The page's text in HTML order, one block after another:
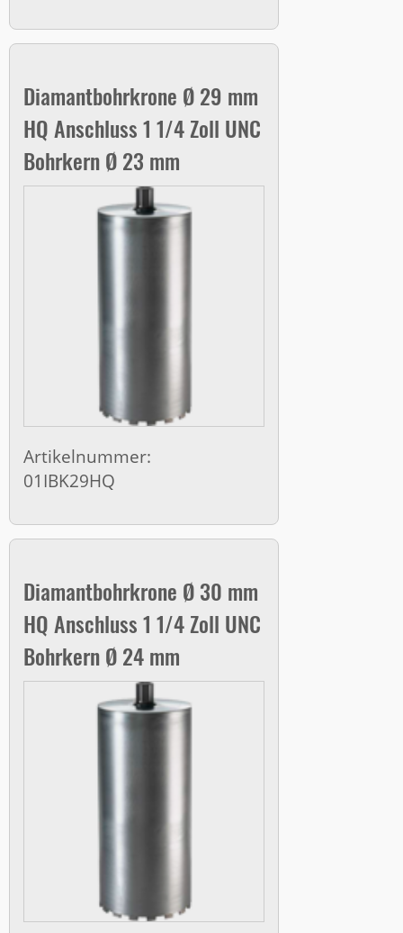
Diamantbohrkrone Ø 29 mm
HQ Anschluss 1 1/4 Zoll UNC
Bohrkern Ø 23 mm
Artikelnummer:
01IBK29HQ
Diamantbohrkrone Ø 30 mm
HQ Anschluss 1 1/4 Zoll UNC
Bohrkern Ø 24 mm